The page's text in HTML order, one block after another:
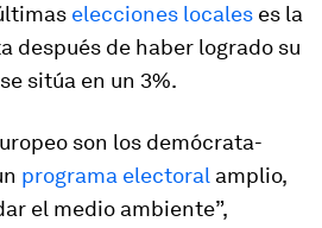
elecciones locales es la
después de haber logrado su
sitúa en un 3%.
son los demócrata-
programa electoral amplio,
el medio ambiente”,